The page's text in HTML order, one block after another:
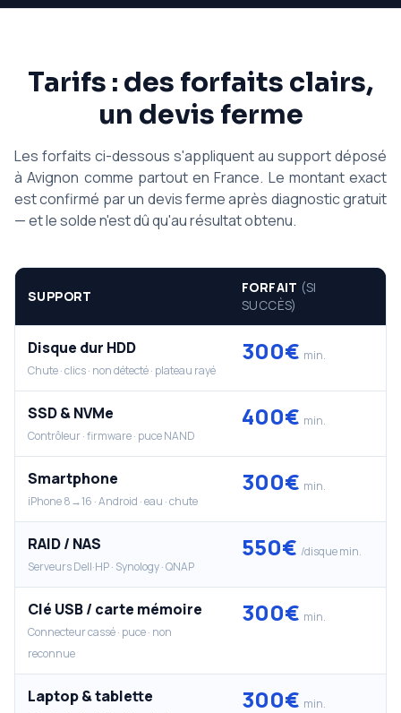
Tarifs : des forfaits clairs,
un devis ferme
Les forfaits ci-dessous s'appliquent au support déposé
à Avignon comme partout en France. Le montant exact
est confirmé par un devis ferme après diagnostic gratuit
— et le solde n'est dû qu'au résultat obtenu.
SUPPORT
FORFAIT (SI
SUCCÈS)
Disque dur HDD
Chute · clics · non détecté · plateau rayé
300€ min.
SSD & NVMe
Contrôleur · firmware · puce NAND
400€ min.
Smartphone
iPhone 8→16 · Android · eau · chute
300€ min.
RAID / NAS
Serveurs Dell·HP · Synology · QNAP
550€ /disque min.
Clé USB / carte mémoire
Connecteur cassé · puce · non
reconnue
300€ min.
Laptop & tablette 300€ min.